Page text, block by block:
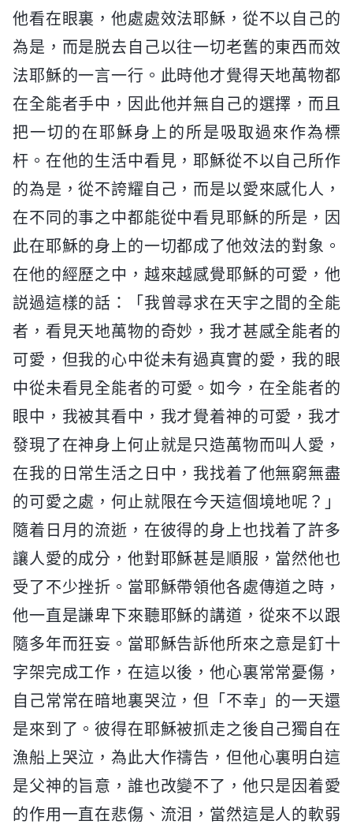
他看在眼裏，他處處效法耶穌，從不以自己的
為是，而是脱去自己以往一切老舊的東西而效
法耶穌的一言一行。此時他才覺得天地萬物都
在全能者手中，因此他并無自己的選擇，而且
把一切的在耶穌身上的所是吸取過來作為標
杆。在他的生活中看見，耶穌從不以自己所作
的為是，從不誇耀自己，而是以愛來感化人，
在不同的事之中都能從中看見耶穌的所是，因
此在耶穌的身上的一切都成了他效法的對象。
在他的經歷之中，越來越感覺耶穌的可愛，他
説過這樣的話：「我曾尋求在天宇之間的全能
者，看見天地萬物的奇妙，我才甚感全能者的
可愛，但我的心中從未有過真實的愛，我的眼
中從未看見全能者的可愛。如今，在全能者的
眼中，我被其看中，我才覺着神的可愛，我才
發現了在神身上何止就是只造萬物而叫人愛，
在我的日常生活之日中，我找着了他無窮無盡
的可愛之處，何止就限在今天這個境地呢？」
隨着日月的流逝，在彼得的身上也找着了許多
讓人愛的成分，他對耶穌甚是順服，當然他也
受了不少挫折。當耶穌帶領他各處傳道之時，
他一直是謙卑下來聽耶穌的講道，從來不以跟
隨多年而狂妄。當耶穌告訴他所來之意是釘十
字架完成工作，在這以後，他心裏常常憂傷，
自己常常在暗地裏哭泣，但「不幸」的一天還
是來到了。彼得在耶穌被抓走之後自己獨自在
漁船上哭泣，為此大作禱告，但他心裏明白這
是父神的旨意，誰也改變不了，他只是因着愛
的作用一直在悲傷、流泪，當然這是人的軟弱